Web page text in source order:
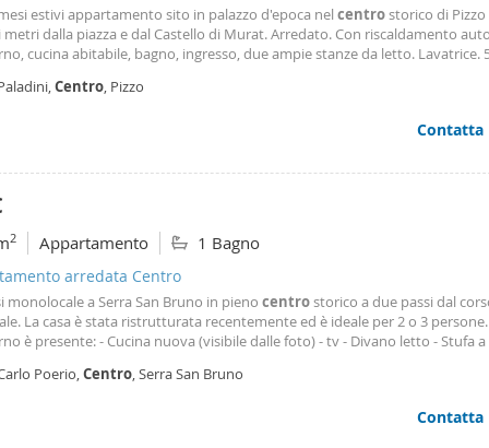
estivi appartamento sito in palazzo d'epoca nel centrostorico di Pizzo
metri dalla piazza e dal Castello di Murat. Arredato. Con riscaldamento
cucina abitabile, bagno, ingresso, due ampie stanze da letto. Lavatrice.
luglio e settembre. Per il mese di agosto il canone locativo è di 2500 euro.
Centro, Pizzo
Contatta
2 Appartamento 1 Bagno
arredata Centro
monolocale a Serra San Bruno in pieno centrostorico a due passi dal
La casa è stata ristrutturata recentemente ed è ideale per 2 o 3 persone.
è presente: - Cucina nuova (visibile dalle foto) - tv - Divano letto - Stufa
Poerio,Centro, Serra San Bruno
Contatta